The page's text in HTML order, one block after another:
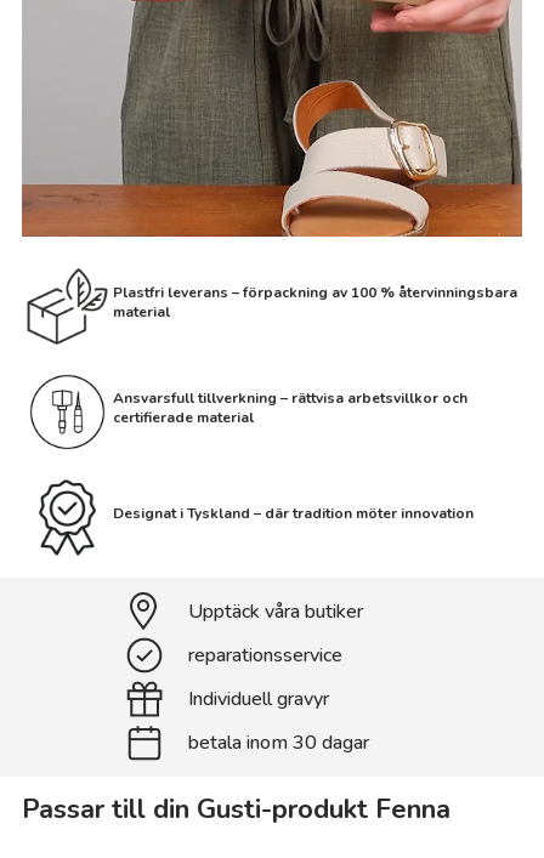
Plastfri leverans – förpackning av 100 % återvinningsbara
material
Ansvarsfull tillverkning – rättvisa arbetsvillkor och
certifierade material
Designat i Tyskland – där tradition möter innovation
Upptäck våra butiker
reparationsservice
Individuell gravyr
betala inom 30 dagar
Passar till din Gusti-produkt Fenna